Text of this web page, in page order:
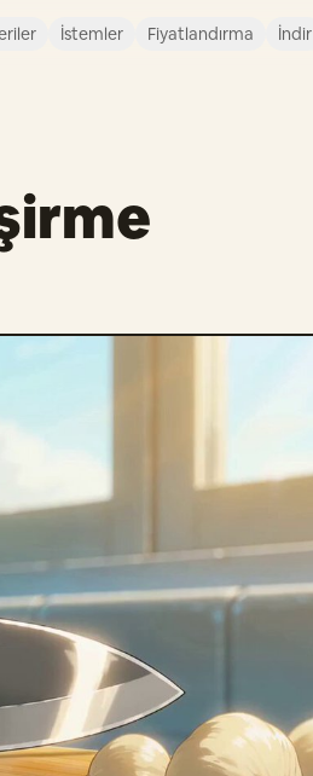
İstemler Fiyatlandırma İndir